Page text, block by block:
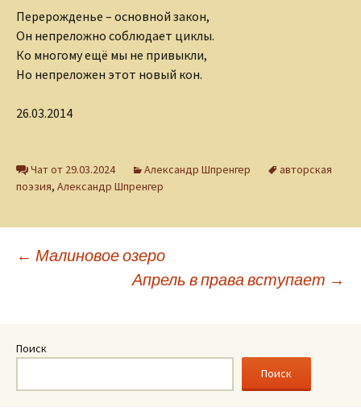
Перерожденье – основной закон,
Он непреложно соблюдает циклы.
Ко многому ещё мы не привыкли,
Но непреложен этот новый кон.
26.03.2014
Чат от 29.03.2024 Александр Шпренгер
авторская
поэзия, Александр Шпренгер
Навигация
записям
← Малиновое озеро
Апрель в права вступает →
Поиск
Поиск